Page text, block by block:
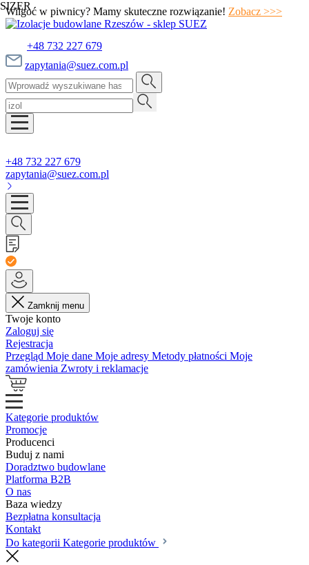
Wilgoć w piwnicy? Mamy skuteczne rozwiązanie! Zobacz >>>
+48 732 227 679
zapytania@suez.com.pl
+48 732 227 679
zapytania@suez.com.pl
Zamknij menu
Twoje konto
Zaloguj się
Rejestracja
Przegląd Moje dane Moje adresy Metody płatności Moje
zamówienia Zwroty i reklamacje
Kategorie produktów
Promocje
Producenci
Buduj z nami
Doradztwo budowlane
Platforma B2B
O nas
Baza wiedzy
Bezpłatna konsultacja
Kontakt
Do kategorii Kategorie produktów
SIZER